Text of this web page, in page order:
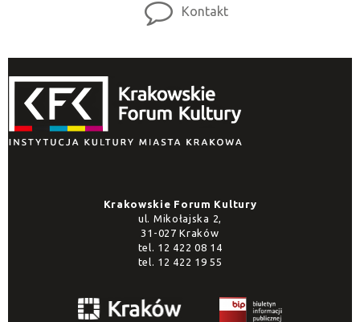
Kontakt
Krakowskie Forum Kultury
ul. Mikołajska 2,
31-027 Kraków
tel. 12 422 08 14
tel. 12 422 19 55